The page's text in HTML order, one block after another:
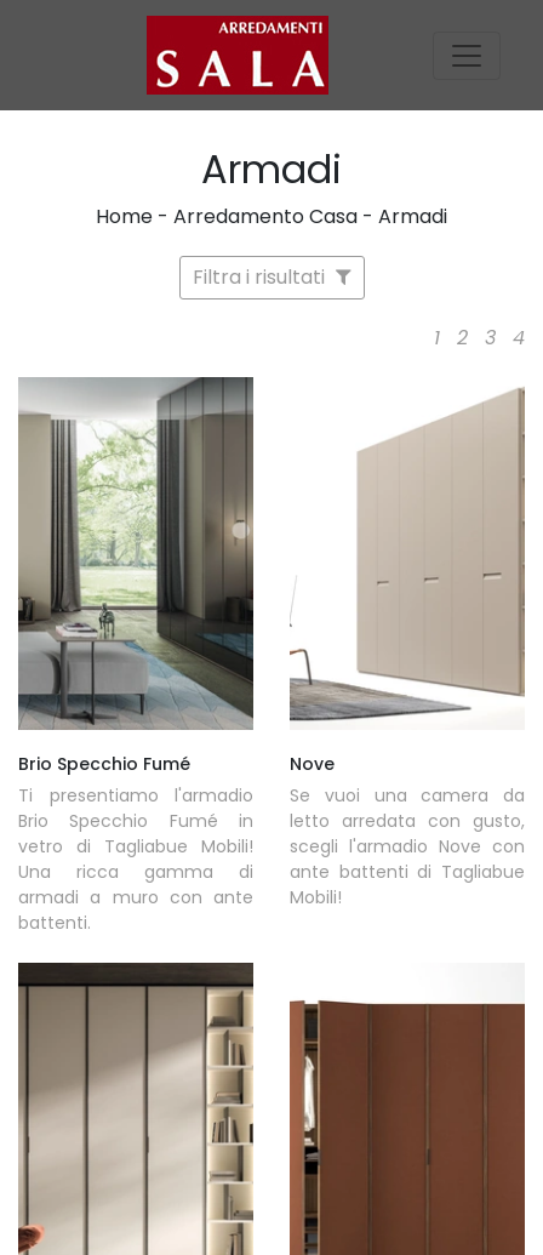
Armadi
Home - Arredamento Casa - Armadi
Filtra i risultati
1 2 3 4
Brio Specchio Fumé
Ti presentiamo l'armadio
Brio Specchio Fumé in
vetro di Tagliabue Mobili!
Una ricca gamma di
armadi a muro con ante
battenti.
Nove
Se vuoi una camera da
letto arredata con gusto,
scegli l'armadio Nove con
ante battenti di Tagliabue
Mobili!